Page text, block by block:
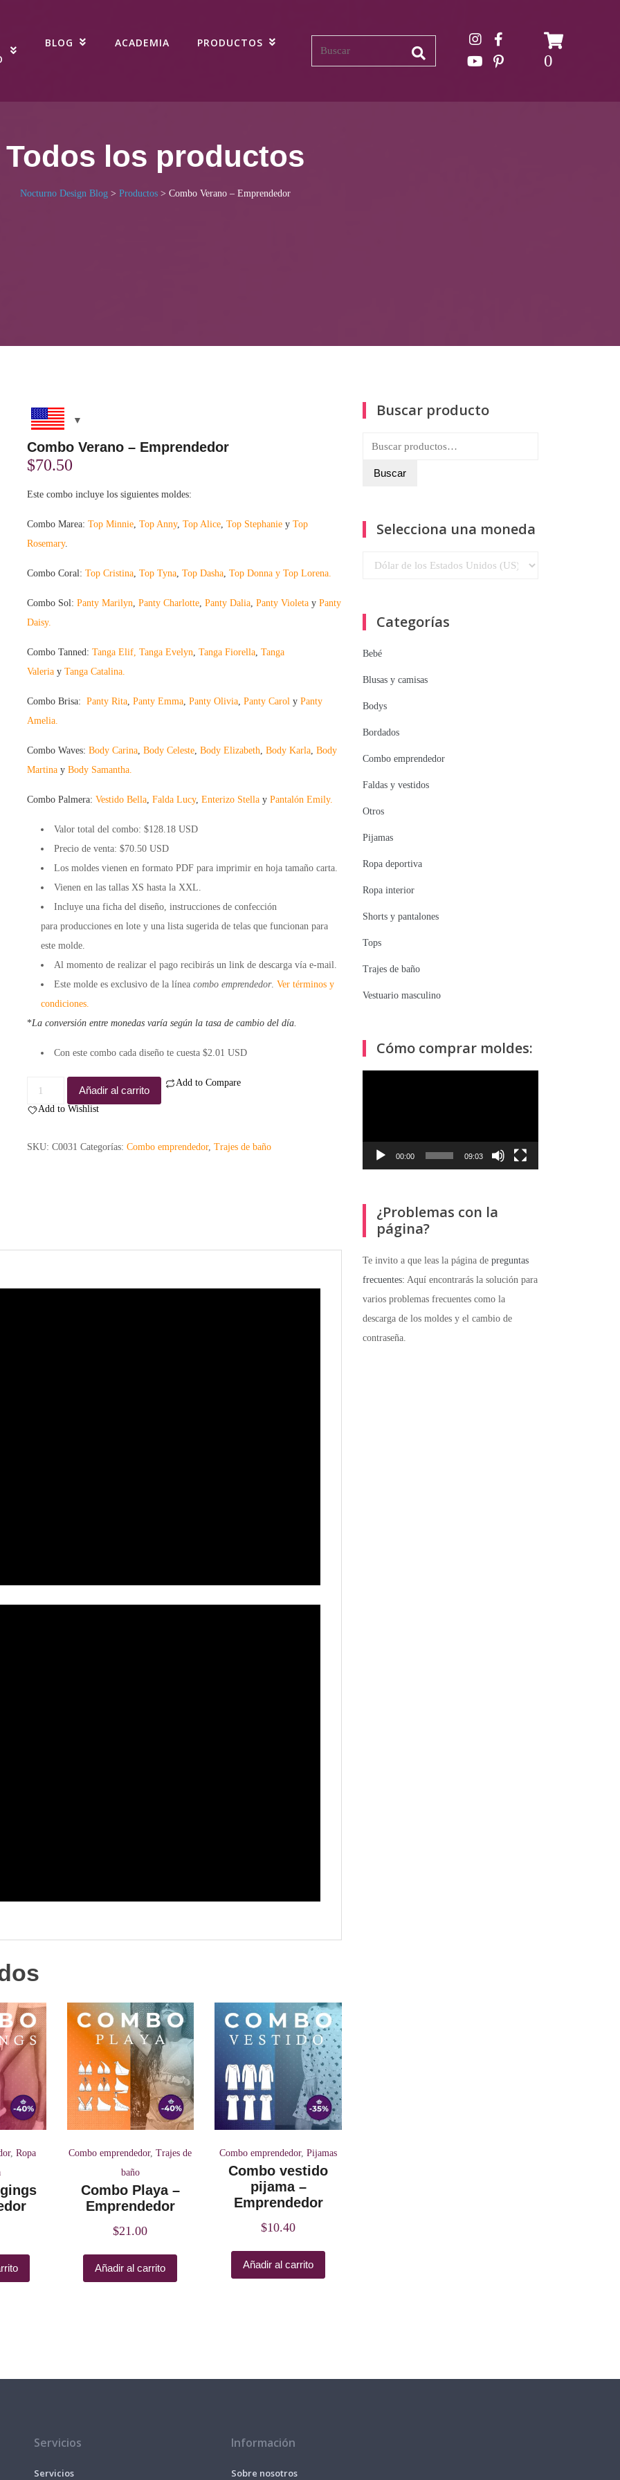
BLOG ACADEMIA PRODUCTOS
0
Todos los productos
Nocturno Design Blog> Productos> Combo Verano – Emprendedor
Combo Verano – Emprendedor
$70.50
Este combo incluye los siguientes moldes:
Combo Marea: Top Minnie, Top Anny, Top Alice, Top Stephanie y Top
Rosemary.
Combo Coral: Top Cristina, Top Tyna, Top Dasha, Top Donna y Top Lorena.
Combo Sol: Panty Marilyn, Panty Charlotte, Panty Dalia, Panty Violeta y Panty
Daisy.
Combo Tanned: Tanga Elif, Tanga Evelyn, Tanga Fiorella, Tanga
Valeria y Tanga Catalina.
Combo Brisa: Panty Rita, Panty Emma, Panty Olivia, Panty Carol y Panty
Amelia.
Combo Waves: Body Carina, Body Celeste, Body Elizabeth, Body Karla, Body
Martina y Body Samantha.
Combo Palmera: Vestido Bella, Falda Lucy, Enterizo Stella y Pantalón Emily.
Valor total del combo: $128.18 USD
Precio de venta: $70.50 USD
Los moldes vienen en formato PDF para imprimir en hoja tamaño carta.
Vienen en las tallas XS hasta la XXL.
Incluye una ficha del diseño, instrucciones de confección
para producciones en lote y una lista sugerida de telas que funcionan para
este molde.
Al momento de realizar el pago recibirás un link de descarga vía e-mail.
Este molde es exclusivo de la línea combo emprendedor. Ver términos y
condiciones.
*La conversión entre monedas varía según la tasa de cambio del día.
Con este combo cada diseño te cuesta $2.01 USD
Combo
Verano
Emprendedor
Añadir al carrito
Add to Compare
Add to Wishlist
SKU: C0031 Categorías: Combo emprendedor, Trajes de baño
,Ropa
Combo emprendedor,Trajes de
baño
Combo Playa –
Emprendedor
$21.00
Añadir al carrito
Combo emprendedor,Pijamas
Combo vestido
pijama –
Emprendedor
$10.40
Añadir al carrito
Buscar producto
Buscar
Buscar
Selecciona una moneda
Categorías
Bebé
Blusas y camisas
Bodys
Bordados
Combo emprendedor
Faldas y vestidos
Otros
Pijamas
Ropa deportiva
Ropa interior
Shorts y pantalones
Tops
Trajes de baño
Vestuario masculino
Cómo comprar moldes:
00:00 09:03
¿Problemas con la
página?
Te invito a que leas la página de preguntas
frecuentes: Aquí encontrarás la solución para
varios problemas frecuentes como la
descarga de los moldes y el cambio de
contraseña.
Servicios
Servicios
Información
Sobre nosotros